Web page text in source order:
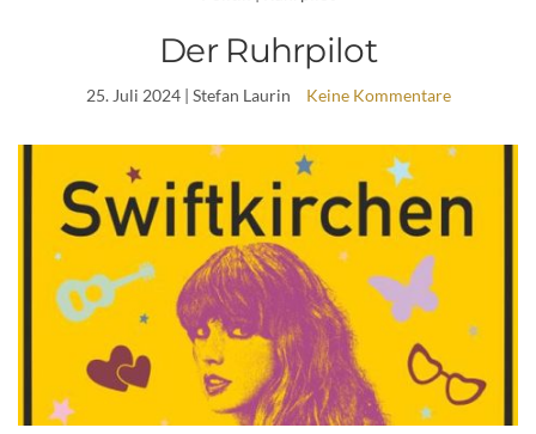
Der Ruhrpilot
25. Juli 2024| Stefan Laurin Keine Kommentare